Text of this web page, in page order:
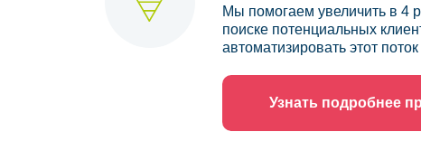
Мы помогаем увеличить в 4
поиске потенциальных
автоматизировать этот поток
Узнать подробнее